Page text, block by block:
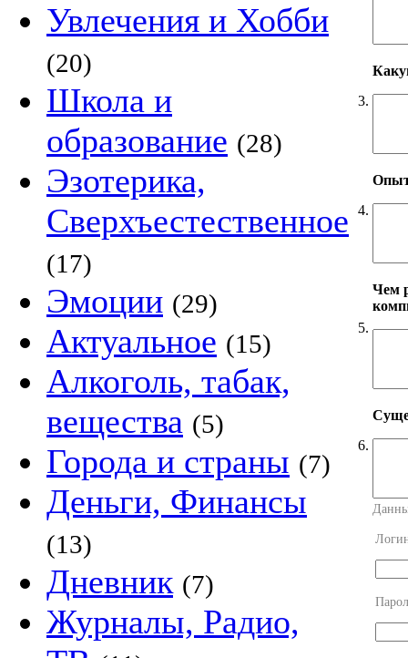
Увлечения и Хобби
(20)
Школа и
образование (28)
Эзотерика,
Сверхъестественное
(17)
Эмоции (29)
Актуальное (15)
Алкоголь, табак,
вещества (5)
Города и страны (7)
Деньги, Финансы
(13)
Дневник (7)
Журналы, Радио,
3.
4.
Опыт
5.
Чем
6.